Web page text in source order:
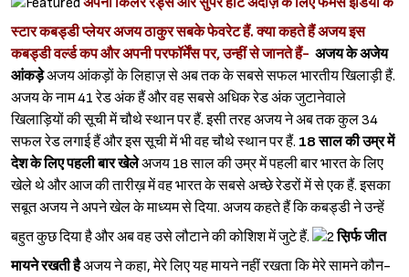
स्टार कबड्डी प्लेयर अजय ठाकुर सबके फेवरेट हैं. क्या कहते हैं अजय इस
कबड्डी वर्ल्ड कप और अपनी परफॉर्मेंस पर, उन्हीं से जानते हैं- अजय के अजेय
आंकड़ेअजय आंकड़ों के लिहाज़ से अब तक के सबसे सफल भारतीय खिलाड़ी हैं.
अजय के नाम 41 रेड अंक हैं और वह सबसे अधिक रेड अंक जुटानेवाले
खिलाड़ियों की सूची में चौथे स्थान पर हैं. इसी तरह अजय ने अब तक कुल 34
सफल रेड लगाई हैं और इस सूची में भी वह चौथे स्थान पर हैं. 18 साल की उम्र में
देश के लिए पहली बार खेलेअजय 18 साल की उम्र में पहली बार भारत के लिए
खेले थे और आज की तारीख़ में वह भारत के सबसे अच्छे रेडरों में से एक हैं. इसका
सबूत अजय ने अपने खेल के माध्यम से दिया. अजय कहते हैं कि कबड्डी ने उन्हें
बहुत कुछ दिया है और अब वह उसे लौटाने की कोशिश में जुटे हैं.
स़िर्फ जीत
मायने रखती हैअजय ने कहा, मेरे लिए यह मायने नहीं रखता कि मेरे सामने कौन-